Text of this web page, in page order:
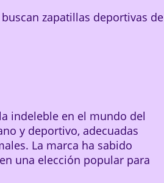
zapatillas deportivas de
indeleble en el mundo del
y deportivo, adecuadas
La marca ha sabido
una elección popular para